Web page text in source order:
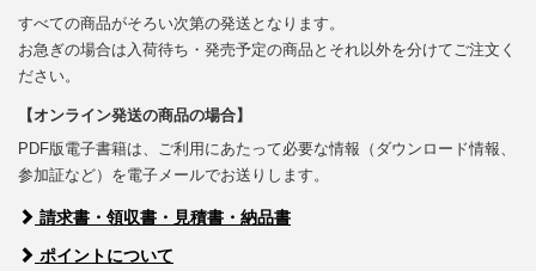
すべての商品がそろい次第の発送となります。
お急ぎの場合は入荷待ち・発売予定の商品とそれ以外を分けてご注文く
ださい。
【オンライン発送の商品の場合】
PDF版電子書籍は、ご利用にあたって必要な情報（ダウンロード情報、
参加証など）を電子メールでお送りします。
請求書・領収書・見積書・納品書
ポイントについて